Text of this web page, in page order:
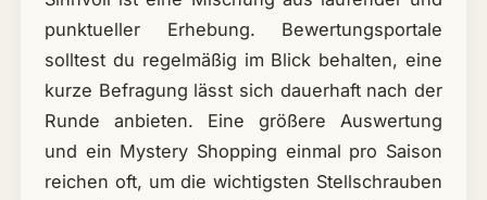
punktueller Erhebung. Bewertungsportale
solltest du regelmäßig im Blick behalten, eine
kurze Befragung lässt sich dauerhaft nach der
Runde anbieten. Eine größere Auswertung
und ein Mystery Shopping einmal pro Saison
reichen oft, um die wichtigsten Stellschrauben